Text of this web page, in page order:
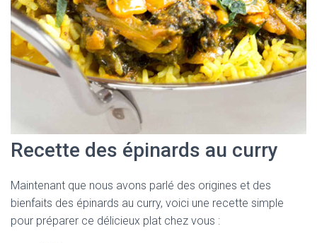
Recette des épinards au curry
Maintenant que nous avons parlé des origines et des
bienfaits des épinards au curry, voici une recette simple
pour préparer ce délicieux plat chez vous :